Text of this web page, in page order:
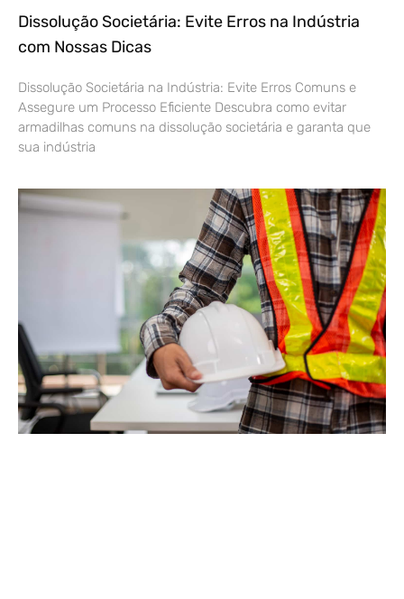
Dissolução Societária: Evite Erros na Indústria
com Nossas Dicas
Dissolução Societária na Indústria: Evite Erros Comuns e
Assegure um Processo Eficiente Descubra como evitar
armadilhas comuns na dissolução societária e garanta que
sua indústria